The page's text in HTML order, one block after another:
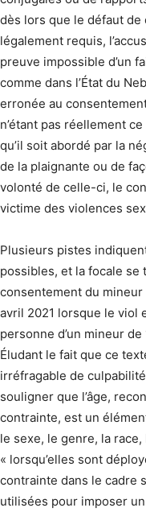
dès lors que le défaut
légalement requis,
preuve impossible d’un
comme dans l’État du
erronée au
n’étant pas réellement
qu’il soit abordé par la
de la plaignante ou de
volonté de celle-ci, le
victime des violences
Plusieurs pistes
possibles, et la focale se
consentement du mineur
avril 2021 lorsque le viol
personne d’un mineur
Éludant le fait que ce
irréfragable de
souligner que l’âge,
contrainte, est un
le sexe, le genre, la
« lorsqu’elles sont
contrainte dans le cadre
utilisées pour imposer